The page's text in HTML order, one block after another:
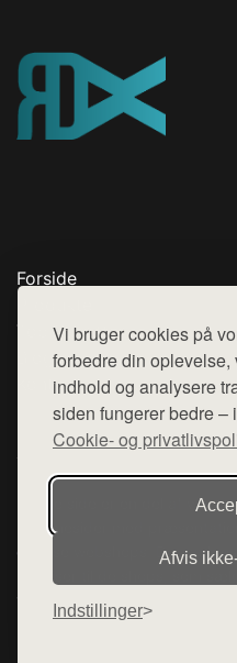
Vi bruger cookies på
forbedre din
indhold og analysere
siden fungerer bedre
Cookie- og
Afvis
Indstillinger
Forside
Top Rabatter
Blog
Kontakt
Denne side er en del af
hjemmesider med
diverse webshops. Der
henviser til de shops, som
varerne på lager.